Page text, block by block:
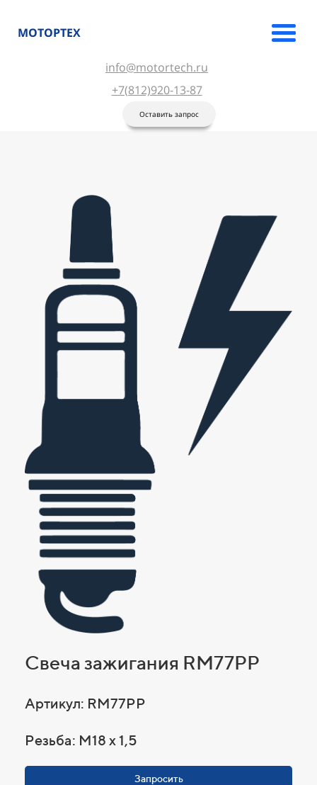
МОТОРТЕХ
info@motortech.ru
+7(812)920-13-87
Оставить запрос
Свеча зажигания RM77PP
Артикул: RM77PP
Резьба: M18 x 1,5
Запросить